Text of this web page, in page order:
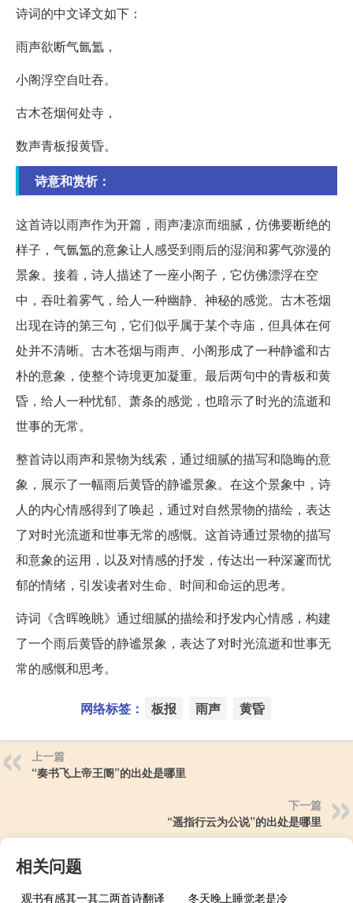
诗词的中文译文如下：
雨声欲断气氤氲，
小阁浮空自吐吞。
古木苍烟何处寺，
数声青板报黄昏。
诗意和赏析：
这首诗以雨声作为开篇，雨声凄凉而细腻，仿佛要断绝的
样子，气氤氲的意象让人感受到雨后的湿润和雾气弥漫的
景象。接着，诗人描述了一座小阁子，它仿佛漂浮在空
中，吞吐着雾气，给人一种幽静、神秘的感觉。古木苍烟
出现在诗的第三句，它们似乎属于某个寺庙，但具体在何
处并不清晰。古木苍烟与雨声、小阁形成了一种静谧和古
朴的意象，使整个诗境更加凝重。最后两句中的青板和黄
昏，给人一种忧郁、萧条的感觉，也暗示了时光的流逝和
世事的无常。
整首诗以雨声和景物为线索，通过细腻的描写和隐晦的意
象，展示了一幅雨后黄昏的静谧景象。在这个景象中，诗
人的内心情感得到了唤起，通过对自然景物的描绘，表达
了对时光流逝和世事无常的感慨。这首诗通过景物的描写
和意象的运用，以及对情感的抒发，传达出一种深邃而忧
郁的情绪，引发读者对生命、时间和命运的思考。
诗词《含晖晚眺》通过细腻的描绘和抒发内心情感，构建
了一个雨后黄昏的静谧景象，表达了对时光流逝和世事无
常的感慨和思考。
网络标签： 板报 雨声 黄昏
上一篇
“奏书飞上帝王阍”的出处是哪里
下一篇
“遥指行云为公说”的出处是哪里
相关问题
观书有感其一其二两首诗翻译 冬天晚上睡觉老是冷